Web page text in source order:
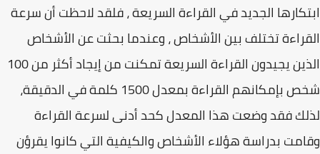
ابتكارها الجديد في القراءة السريعة ، فلقد لاحظت أن سرعة
القراءة تختلف بين الأشخاص ، وعندما بحثت عن الأشخاص
الذين يجيدون القراءة السريعة تمكنت من إيجاد أكثر من 100
شخص بإمكانهم القراءة بمعدل 1500 كلمة في الدقيقة،
لذلك فقد وضعت هذا المعدل كحد أدنى لسرعة القراءة
وقامت بدراسة هؤلاء الأشخاص والكيفية التي كانوا يقرؤن